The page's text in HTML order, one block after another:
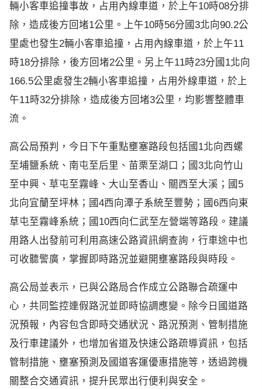
輛小客車追撞事故，占用內線車道，於上午10時08分排
除，造成後方回堵1公里。上午10時56分國3北向90.2公
里處也發生2輛小客車追撞，占用內線車道，於上午11
時18分排除，後方回堵2公里。另上午11時23分國1北向
166.5公里處發生2輛小客車追撞，占用外線車道，於上
午11時32分排除，造成後方回堵3公里，均影響整體車
流。
高公局預判，今日下午重點壅塞路段包括國1北向西螺
至埔鹽系統、南屯至后里、苗栗至湖口；國3北向竹山
至中興、草屯至霧峰、大山至香山、關西至大溪；國5
北向宜蘭至坪林；國4西向潭子系統至豐勢；國6西向東
草屯至霧峰系統；國10西向仁武至左營端等路段。建議
用路人出發前可利用高速公路資訊網查詢，行車途中也
可收聽警廣，掌握即時路況並避開壅塞路段與時段。
高公局並表示，已與公路局合作成立公路聯合疏運中
心，共同監控連假路況並即時協調應變。除今日國道路
況預報，內容包含即時交通狀況、路況預測、管制措施
及行車建議外，也增加省道及快速公路疏導資訊，包括
管制措施、壅塞預測及國道客運優惠措施等，透過跨機
關整合交通資訊，提升民眾出行便利與安全。